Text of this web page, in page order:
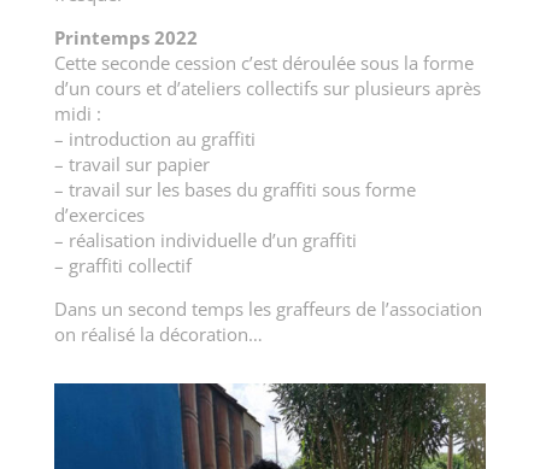
Printemps 2022
Cette seconde cession c’est déroulée sous la forme
d’un cours et d’ateliers collectifs sur plusieurs après
midi :
– introduction au graffiti
– travail sur papier
– travail sur les bases du graffiti sous forme
d’exercices
– réalisation individuelle d’un graffiti
– graffiti collectif
Dans un second temps les graffeurs de l’association
on réalisé la décoration…